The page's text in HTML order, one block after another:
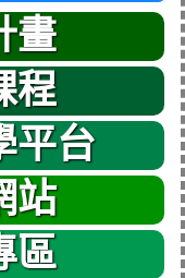
畫
程
平台
站
區